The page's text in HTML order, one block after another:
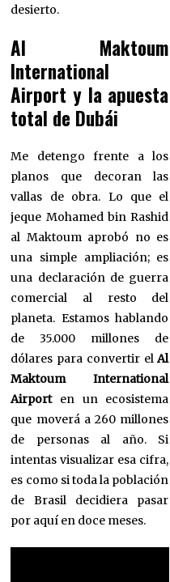
desierto.
Al Maktoum
International
Airport y la apuesta
total de Dubái
Me detengo frente a los
planos que decoran las
vallas de obra. Lo que el
jeque Mohamed bin Rashid
al Maktoum aprobó no es
una simple ampliación; es
una declaración de guerra
comercial al resto del
planeta. Estamos hablando
de 35.000 millones de
dólares para convertir elAl
Maktoum International
Airporten un ecosistema
que moverá a 260 millones
de personas al año. Si
intentas visualizar esa cifra,
es como si toda la población
de Brasil decidiera pasar
por aquí en doce meses.